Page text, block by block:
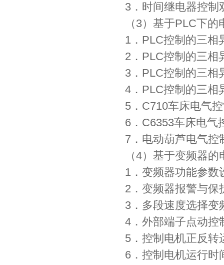
3．时间继电器控制
（3）基于PLC下
1．PLC控制的三相
2．PLC控制的三
3．PLC控制的三相
4．PLC控制的三相
5．C710车床电气
6．C6353车床电气
7．电动葫芦电气控
（4）基于变频器
1．变频器功能参数
2．变频器报警与保
3．多段速度选择变
4．外部端子点动控
5．控制电机正反转
6．控制电机运行时